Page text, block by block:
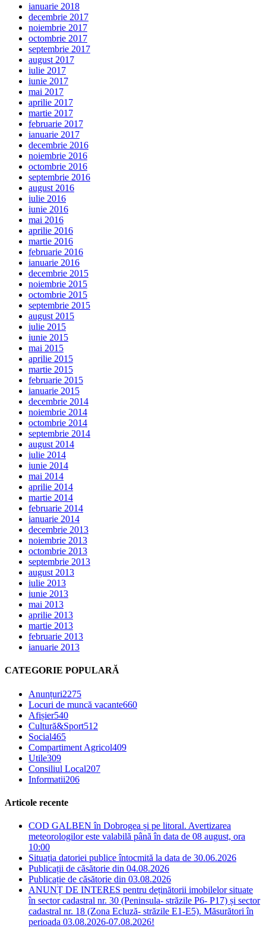
ianuarie 2018
decembrie 2017
noiembrie 2017
octombrie 2017
septembrie 2017
august 2017
iulie 2017
iunie 2017
mai 2017
aprilie 2017
martie 2017
februarie 2017
ianuarie 2017
decembrie 2016
noiembrie 2016
octombrie 2016
septembrie 2016
august 2016
iulie 2016
iunie 2016
mai 2016
aprilie 2016
martie 2016
februarie 2016
ianuarie 2016
decembrie 2015
noiembrie 2015
octombrie 2015
septembrie 2015
august 2015
iulie 2015
iunie 2015
mai 2015
aprilie 2015
martie 2015
februarie 2015
ianuarie 2015
decembrie 2014
noiembrie 2014
octombrie 2014
septembrie 2014
august 2014
iulie 2014
iunie 2014
mai 2014
aprilie 2014
martie 2014
februarie 2014
ianuarie 2014
decembrie 2013
noiembrie 2013
octombrie 2013
septembrie 2013
august 2013
iulie 2013
iunie 2013
mai 2013
aprilie 2013
martie 2013
februarie 2013
ianuarie 2013
CATEGORIE POPULARĂ
Anunțuri2275
Locuri de muncă vacante660
Afișier540
Cultură&Sport512
Social465
Compartiment Agricol409
Utile309
Consiliul Local207
Informatii206
Articole recente
COD GALBEN în Dobrogea și pe litoral. Avertizarea
meteorologilor este valabilă până în data de 08 august, ora
10:00
Situația datoriei publice întocmită la data de 30.06.2026
Publicații de căsătorie din 04.08.2026
Publicație de căsătorie din 03.08.2026
ANUNȚ DE INTERES pentru deținătorii imobilelor situate
în sector cadastral nr. 30 (Peninsula- străzile P6- P17) și sector
cadastral nr. 18 (Zona Ecluză- străzile E1-E5). Măsurători în
perioada 03.08.2026-07.08.2026!